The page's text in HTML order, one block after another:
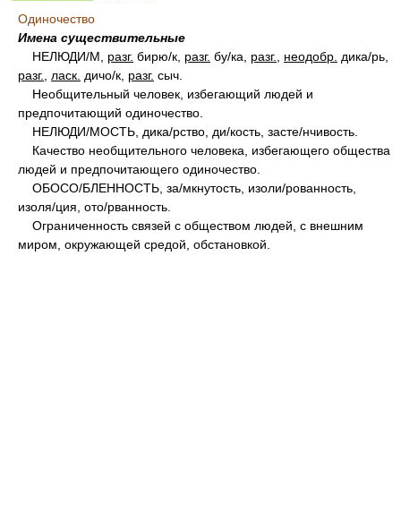
Одиночество
Имена существительные
НЕЛЮДИ/М, разг. бирю/к, разг. бу/ка, разг. неодобр. дика/рь,
разг.
ласк. дичо/к, разг. сыч.
Необщительный человек, избегающий людей и
предпочитающий одиночество.
НЕЛЮДИ/МОСТЬ, дика/рство, ди/кость, засте/нчивость.
Качество необщительного человека, избегающего общества
людей и предпочитающего одиночество.
ОБОСО/БЛЕННОСТЬ, за/мкнутость, изоли/рованность,
изоля/ция, ото/рванность.
Ограниченность связей с обществом людей, с внешним
миром, окружающей средой, обстановкой.